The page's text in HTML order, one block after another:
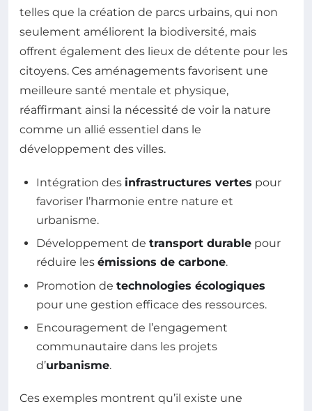
telles que la création de parcs urbains, qui non
seulement améliorent la biodiversité, mais
offrent également des lieux de détente pour les
citoyens. Ces aménagements favorisent une
meilleure santé mentale et physique,
réaffirmant ainsi la nécessité de voir la nature
comme un allié essentiel dans le
développement des villes.
Intégration des infrastructures vertes pour
favoriser l’harmonie entre nature et
urbanisme.
Développement de transport durable pour
réduire les émissions de carbone.
Promotion de technologies écologiques
pour une gestion efficace des ressources.
Encouragement de l’engagement
communautaire dans les projets
d’urbanisme.
Ces exemples montrent qu’il existe une